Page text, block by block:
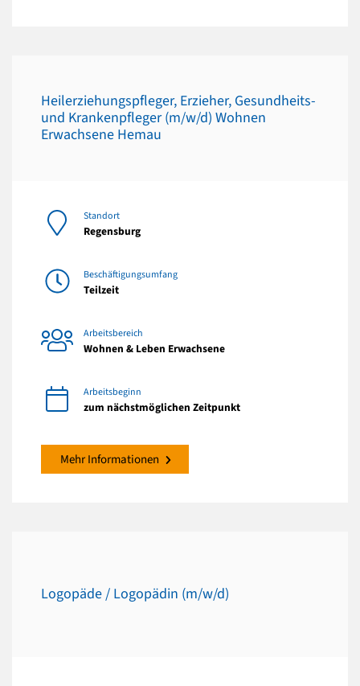
Heilerziehungspfleger, Erzieher, Gesundheits-
und Krankenpfleger (m/w/d) Wohnen
Erwachsene Hemau
Standort
Regensburg
Beschäftigungsumfang
Teilzeit
Arbeitsbereich
Wohnen & Leben Erwachsene
Arbeitsbeginn
zum nächstmöglichen Zeitpunkt
Mehr Informationen
Logopäde / Logopädin (m/w/d)